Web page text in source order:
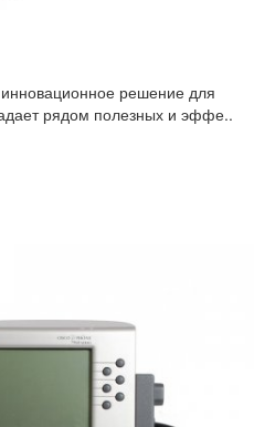
решение для
рядом полезных и эффе..